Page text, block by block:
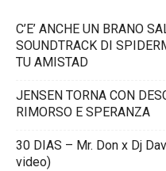
C’E’ ANCHE UN BRANO
SOUNDTRACK DI
TU AMISTAD
JENSEN TORNA CON
RIMORSO E SPERANZA
30 DIAS – Mr. Don x Dj
video)